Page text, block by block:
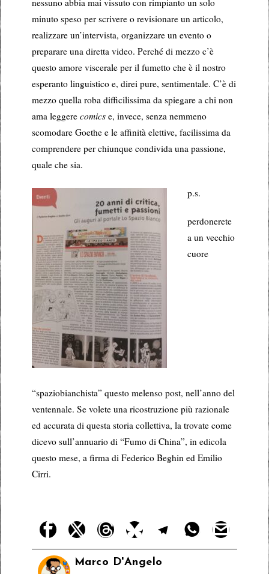
nessuno abbia mai vissuto con rimpianto un solo
minuto speso per scrivere o revisionare un articolo,
realizzare un’intervista, organizzare un evento o
preparare una diretta video. Perché di mezzo c’è
questo amore viscerale per il fumetto che è il nostro
esperanto linguistico e, direi pure, sentimentale. C’è di
mezzo quella roba difficilissima da spiegare a chi non
ama leggere comicse, invece, senza nemmeno
scomodare Goethe e le affinità elettive, facilissima da
comprendere per chiunque condivida una passione,
quale che sia.
p.s.
perdonerete
a un vecchio
cuore
“spaziobianchista” questo melenso post, nell’anno del
ventennale. Se volete una ricostruzione più razionale
ed accurata di questa storia collettiva, la trovate come
dicevo sull’annuario di “Fumo di China”, in edicola
questo mese, a firma di Federico Beghin ed Emilio
Cirri.
Marco D'Angelo